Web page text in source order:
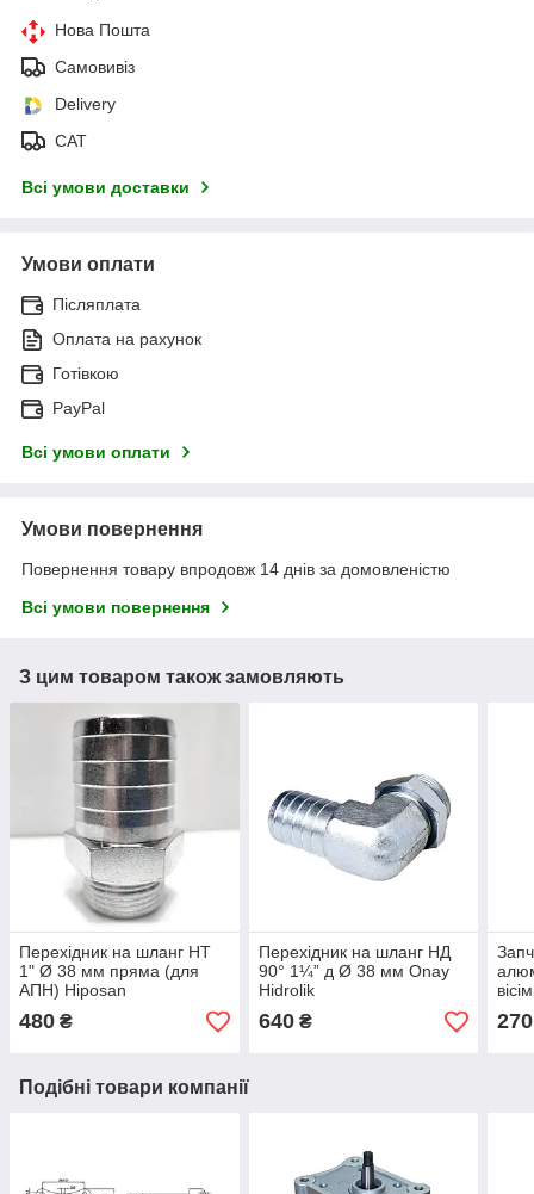
Нова Пошта
Самовивіз
Delivery
САТ
Всі умови доставки
Умови оплати
Післяплата
Оплата на рахунок
Готівкою
PayPal
Всі умови оплати
Умови повернення
Повернення товару впродовж 14 днів за домовленістю
Всі умови повернення
З цим товаром також замовляють
Перехідник на шланг НТ
1" Ø 38 мм пряма (для
АПН) Hiposan
480 ₴
Перехідник на шланг НД
90° 1¼” д Ø 38 мм Onay
Hidrolik
640₴ 270
Подібні товари компанії